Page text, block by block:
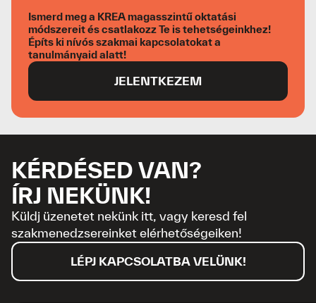
Ismerd meg a KREA magasszintű oktatási
módszereit és csatlakozz Te is tehetségeinkhez!
Építs ki nívós szakmai kapcsolatokat a
tanulmányaid alatt!
JELENTKEZEM
KÉRDÉSED VAN?
ÍRJ NEKÜNK!
Küldj üzenetet nekünk itt, vagy keresd fel
szakmenedzsereinket elérhetőségeiken!
LÉPJ KAPCSOLATBA VELÜNK!